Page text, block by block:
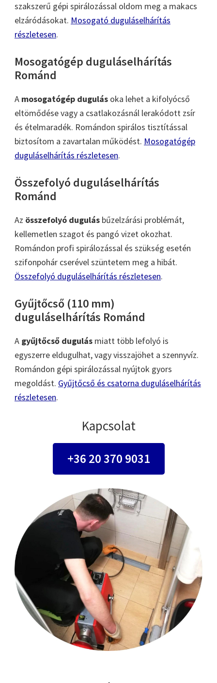
szakszerű gépi spirálozással oldom meg a makacs
elzáródásokat. Mosogató duguláselhárítás
részletesen.
Mosogatógép duguláselhárítás
Románd
A mosogatógép dugulás oka lehet a kifolyócső
eltömődése vagy a csatlakozásnál lerakódott zsír
és ételmaradék. Romándon spirálos tisztítással
biztosítom a zavartalan működést. Mosogatógép
duguláselhárítás részletesen.
Összefolyó duguláselhárítás
Románd
Az összefolyó dugulás bűzelzárási problémát,
kellemetlen szagot és pangó vizet okozhat.
Romándon profi spirálozással és szükség esetén
szifonpohár cserével szüntetem meg a hibát.
Összefolyó duguláselhárítás részletesen.
Gyűjtőcső (110 mm)
duguláselhárítás Románd
A gyűjtőcső dugulás miatt több lefolyó is
egyszerre eldugulhat, vagy visszajöhet a szennyvíz.
Romándon gépi spirálozással nyújtok gyors
megoldást. Gyűjtőcső és csatorna duguláselhárítás
részletesen.
Kapcsolat
+36 20 370 9031